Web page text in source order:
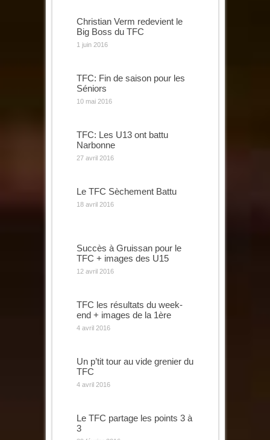
Christian Verm redevient le
Big Boss du TFC
1 juin 2016
TFC: Fin de saison pour les
Séniors
10 mai 2016
TFC: Les U13 ont battu
Narbonne
27 avril 2016
Le TFC Sèchement Battu
18 avril 2016
Succès à Gruissan pour le
TFC + images des U15
12 avril 2016
TFC les résultats du week-
end + images de la 1ère
4 avril 2016
Un p’tit tour au vide grenier du
TFC
4 avril 2016
Le TFC partage les points 3 à
3